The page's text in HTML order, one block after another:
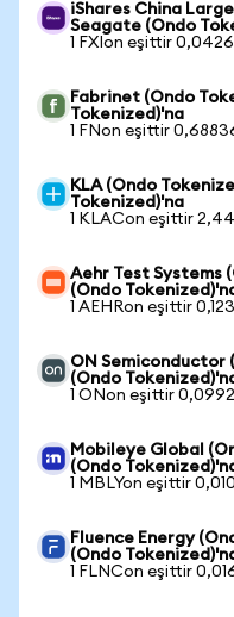
iShares China
Seagate (Ondo
1 FXIon eşittir
Fabrinet (Ondo
Tokenized)'na
1 FNon eşittir
KLA (Ondo
Tokenized)'na
1 KLACon eşittir
Aehr Test Systems
(Ondo
1 AEHRon eşittir
ON Semiconductor
(Ondo
1 ONon eşittir
Mobileye Global
(Ondo
1 MBLYon eşittir
Fluence Energy
(Ondo
1 FLNCon eşittir